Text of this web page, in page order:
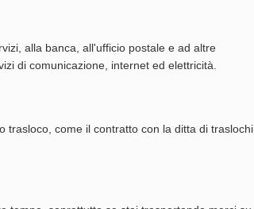
alla banca, all'ufficio postale e ad altre
di comunicazione, internet ed elettricità.
trasloco, come il contratto con la ditta di traslochi,